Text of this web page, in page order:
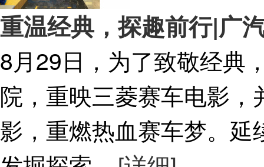
重温经典，探趣前行|广
8月29日，为了致敬经典
院，重映三菱赛车电影
影，重燃热血赛车梦。